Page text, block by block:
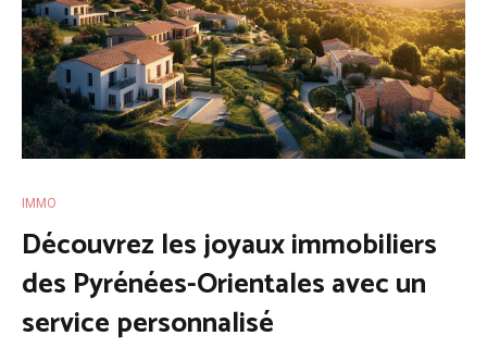
IMMO
Découvrez les joyaux immobiliers
des Pyrénées-Orientales avec un
service personnalisé